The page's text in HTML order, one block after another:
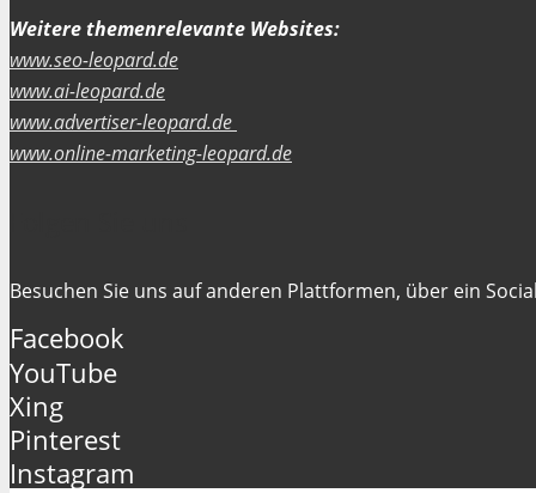
Weitere themenrelevante Websites:
www.seo-leopard.de
www.ai-leopard.de
www.advertiser-leopard.de
www.online-marketing-leopard.de
Besuchen Sie uns auf anderen Plattformen, über ein
Facebook
YouTube
Xing
Pinterest
Instagram